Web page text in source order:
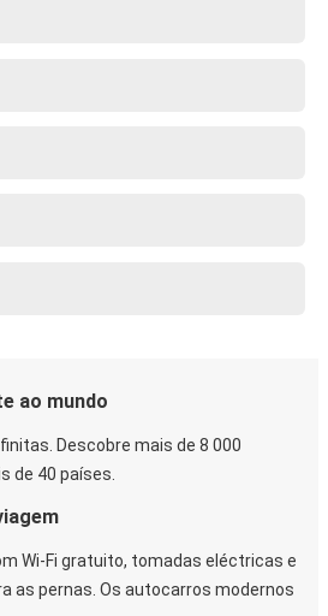
ao mundo
Descobre mais de 8 000
de 40 países.
Wi-Fi gratuito, tomadas eléctricas e
as pernas. Os autocarros modernos